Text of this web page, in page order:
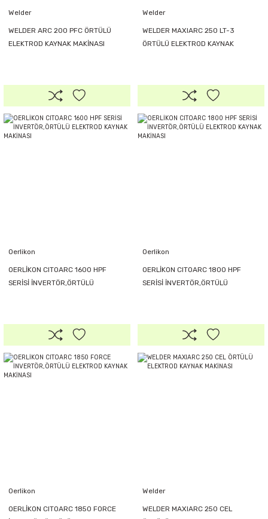
Welder
WELDER ARC 200 PFC ÖRTÜLÜ
ELEKTROD KAYNAK MAKİNASI
Welder
WELDER MAXIARC 250 LT-3
ÖRTÜLÜ ELEKTROD KAYNAK
Oerlikon
OERLİKON CITOARC 1600 HPF
SERİSİ İNVERTÖR,ÖRTÜLÜ
Oerlikon
OERLİKON CITOARC 1800 HPF
SERİSİ İNVERTÖR,ÖRTÜLÜ
Oerlikon
OERLİKON CITOARC 1850 FORCE
Welder
WELDER MAXIARC 250 CEL